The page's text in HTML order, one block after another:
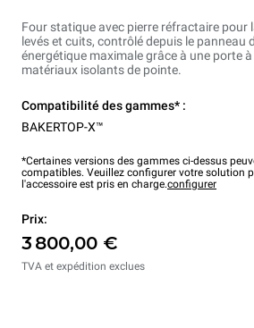
Four statique avec pierre réfractaire pour
levés et cuits, contrôlé depuis le panneau
énergétique maximale grâce à une porte
matériaux isolants de pointe.
Compatibilité des gammes* :
BAKERTOP-X™
*Certaines versions des gammes ci-dessus
compatibles. Veuillez configurer votre solution
l'accessoire est pris en charge.configurer
Prix:
3 800,00 €
TVA et expédition exclues